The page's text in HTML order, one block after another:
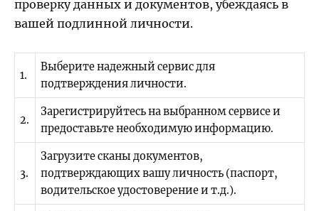
проверку данных и документов, убеждаясь в
вашей подлинной личности.
1.
Выберите надежный сервис для
подтверждения личности.
2.
Зарегистрируйтесь на выбранном сервисе и
предоставьте необходимую информацию.
3.
Загрузите сканы документов,
подтверждающих вашу личность (паспорт,
водительское удостоверение и т.д.).